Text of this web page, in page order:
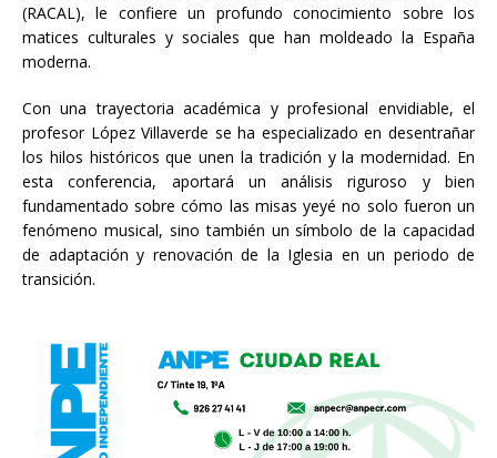
(RACAL), le confiere un profundo conocimiento sobre los
matices culturales y sociales que han moldeado la España
moderna.
Con una trayectoria académica y profesional envidiable, el
profesor López Villaverde se ha especializado en desentrañar
los hilos históricos que unen la tradición y la modernidad. En
esta conferencia, aportará un análisis riguroso y bien
fundamentado sobre cómo las misas yeyé no solo fueron un
fenómeno musical, sino también un símbolo de la capacidad
de adaptación y renovación de la Iglesia en un periodo de
transición.